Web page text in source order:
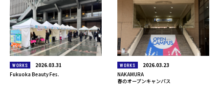
WORKS
2026.03.31
Fukuoka Beauty Fes.
WORKS
2026.03.23
NAKAMURA
春のオープンキャンパス